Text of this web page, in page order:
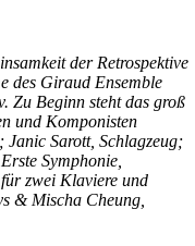
der Retrospektive
des Giraud Ensemble
Zu Beginn steht das groß
und Komponisten
Sarott, Schlagzeug;
Symphonie,
zwei Klaviere und
& Mischa Cheung,